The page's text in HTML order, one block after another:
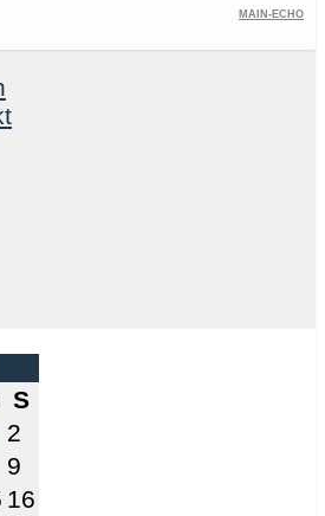
Main-Echo
S
2
9
16